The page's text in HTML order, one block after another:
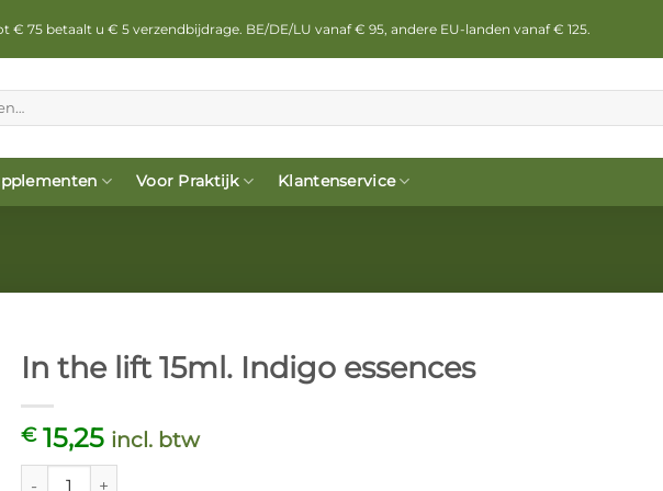
75 betaalt u € 5 verzendbijdrage. BE/DE/LU vanaf € 95, andere EU-landen vanaf € 125.
Voor Praktijk Klantenservice
In the lift 15ml. Indigo essences
€15,25 incl. btw
In the lift 15ml. Indigo essences aantal